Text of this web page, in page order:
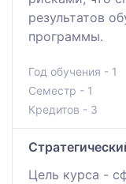
результатов
программы.
Год обучения - 1
Семестр - 1
Кредитов - 3
Цель курса -